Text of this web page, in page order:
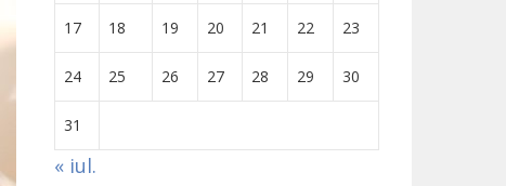
17 18 19 20 21 22 23
24 25 26 27 28 29 30
31
« iul.